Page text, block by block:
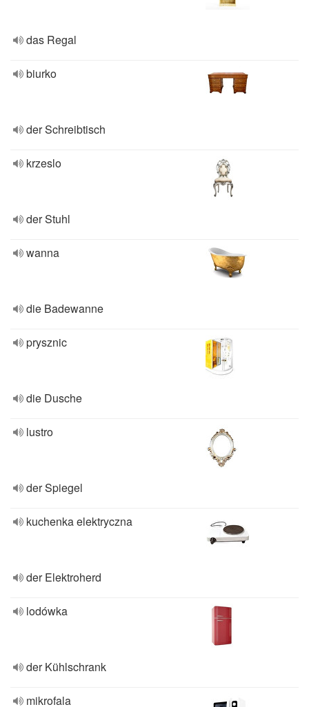
das Regal
biurko
der Schreibtisch
krzeslo
der Stuhl
wanna
die Badewanne
prysznic
die Dusche
lustro
der Spiegel
kuchenka elektryczna
der Elektroherd
lodówka
der Kühlschrank
mikrofala